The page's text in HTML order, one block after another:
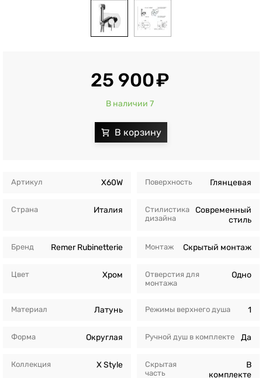
Артикул X60W
Страна Италия
Бренд Remer Rubinetterie
Цвет Хром
Материал Латунь
Форма Округлая
Коллекция X Style
Поверхность Глянцевая
Стилистика
дизайна
Современный
стиль
Монтаж Скрытый монтаж
Отверстия для
монтажа
Одно
Режимы верхнего душа 1
Ручной душ в комплекте Да
Скрытая
часть
В
комплекте
25 900
В наличии 7